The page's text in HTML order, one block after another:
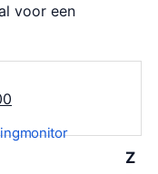
voor een
i
Z